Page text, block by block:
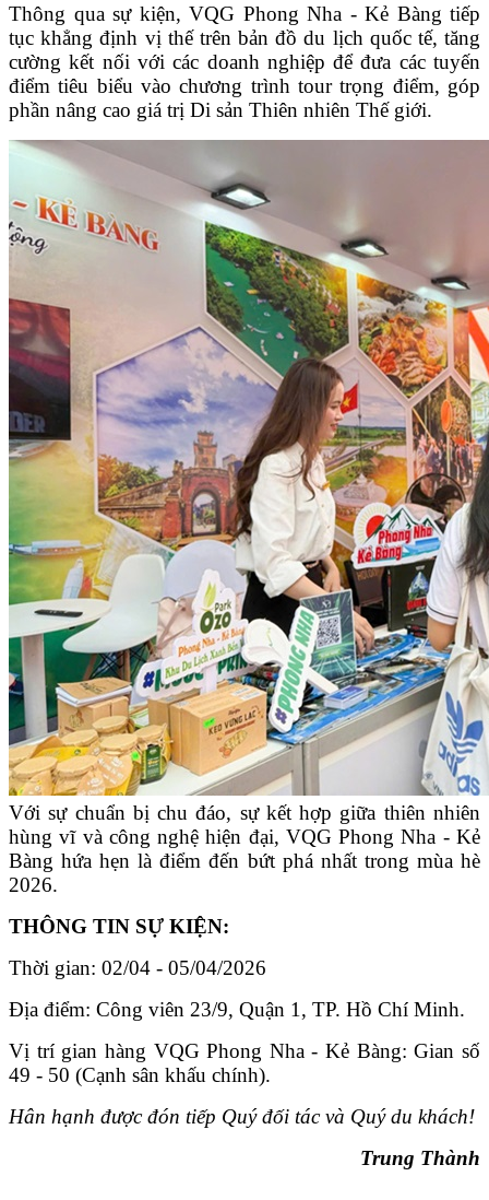
Thông qua sự kiện, VQG Phong Nha - Kẻ Bàng tiếp
tục khẳng định vị thế trên bản đồ du lịch quốc tế, tăng
cường kết nối với các doanh nghiệp để đưa các tuyến
điểm tiêu biểu vào chương trình tour trọng điểm, góp
phần nâng cao giá trị Di sản Thiên nhiên Thế giới.
Với sự chuẩn bị chu đáo, sự kết hợp giữa thiên nhiên
hùng vĩ và công nghệ hiện đại, VQG Phong Nha - Kẻ
Bàng hứa hẹn là điểm đến bứt phá nhất trong mùa hè
2026.
THÔNG TIN SỰ KIỆN:
Thời gian: 02/04 - 05/04/2026
Địa điểm: Công viên 23/9, Quận 1, TP. Hồ Chí Minh.
Vị trí gian hàng VQG Phong Nha - Kẻ Bàng: Gian số
49 - 50 (Cạnh sân khấu chính).
Hân hạnh được đón tiếp Quý đối tác và Quý du khách!
Trung Thành